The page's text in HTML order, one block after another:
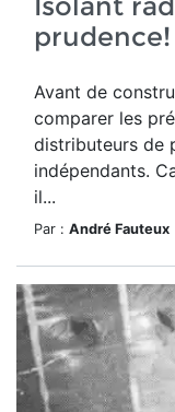
prudence!
Avant de
comparer les
distributeurs de
indépendants.
il...
Par : André Fauteux